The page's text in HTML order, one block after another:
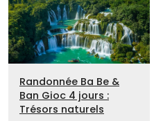
Randonnée Ba Be &
Ban Gioc 4 jours :
Trésors naturels